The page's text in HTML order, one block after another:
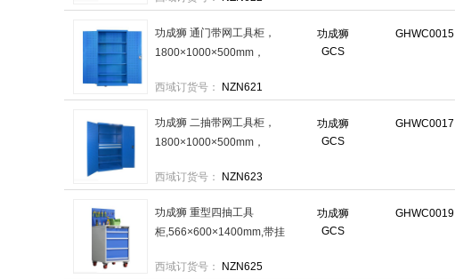
功成狮
GCS
GHWC0015
功成狮 通门带网工具柜，
1800×1000×500mm，
西域订货号：
NZN621
功成狮
GCS
GHWC0017
功成狮 二抽带网工具柜，
1800×1000×500mm，
西域订货号：
NZN623
功成狮
GCS
GHWC0019
功成狮 重型四抽工具
柜,566×600×1400mm,带挂
规格：1台
西域订货号： NZN625